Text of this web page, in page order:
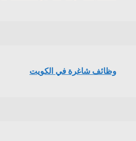
وظائف شاغرة في الكويت